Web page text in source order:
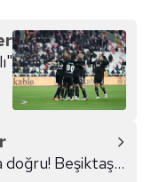
Beşiktaş...